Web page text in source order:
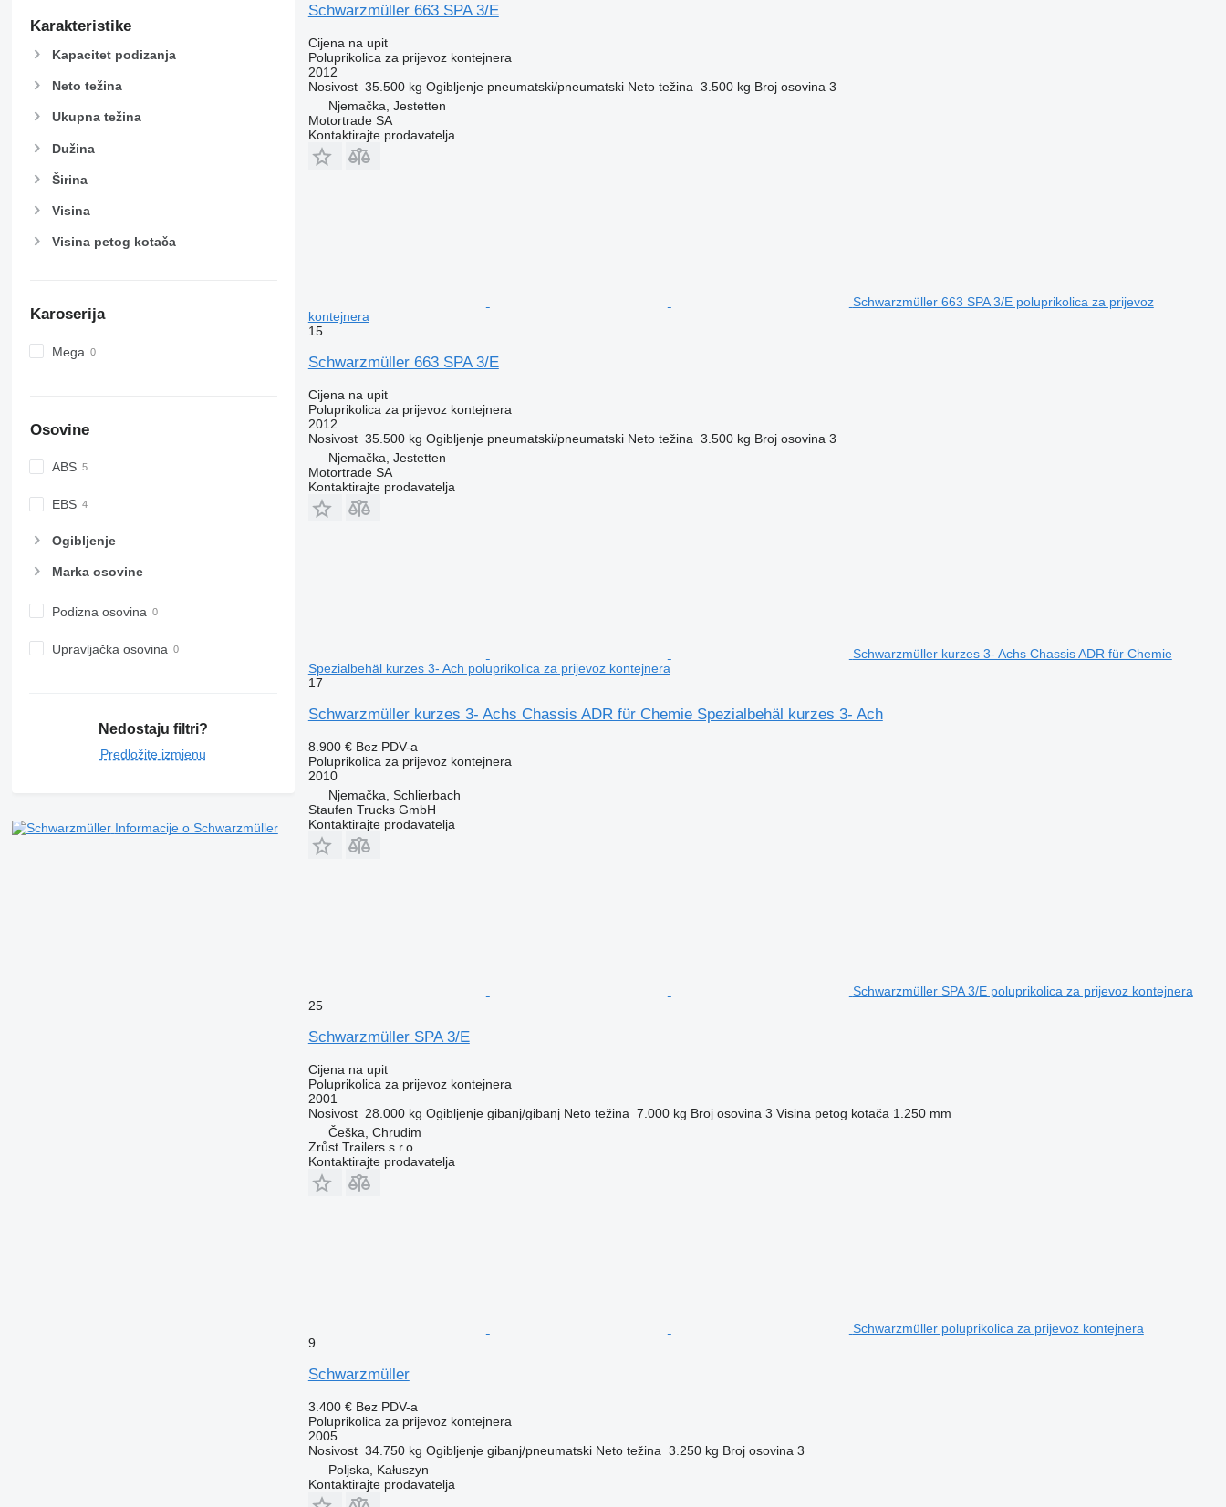
Karakteristike
Kapacitet podizanja
Neto težina
Ukupna težina
Dužina
Širina
Visina
Visina petog kotača
Karoserija
Mega
Osovine
ABS
EBS
Ogibljenje
Marka osovine
Podizna osovina
Upravljačka osovina
Nedostaju filtri?
Predložite izmjenu
Informacije o Schwarzmüller
Schwarzmüller 663 SPA 3/E
Cijena na upit
Poluprikolica za prijevoz kontejnera
2012
Nosivost 35.500 kg Ogibljenje pneumatski/pneumatski Neto težina 3.500 kg Broj osovina 3
Njemačka, Jestetten
Motortrade SA
Kontaktirajte prodavatelja
Schwarzmüller 663 SPA 3/E poluprikolica za prijevoz
kontejnera
15
Schwarzmüller 663 SPA 3/E
Cijena na upit
Poluprikolica za prijevoz kontejnera
2012
Nosivost 35.500 kg Ogibljenje pneumatski/pneumatski Neto težina 3.500 kg Broj osovina 3
Njemačka, Jestetten
Motortrade SA
Kontaktirajte prodavatelja
Schwarzmüller kurzes 3- Achs Chassis ADR für Chemie
Spezialbehäl kurzes 3- Ach poluprikolica za prijevoz kontejnera
17
Schwarzmüller kurzes 3- Achs Chassis ADR für Chemie Spezialbehäl kurzes 3- Ach
8.900 € Bez PDV-a
Poluprikolica za prijevoz kontejnera
2010
Njemačka, Schlierbach
Staufen Trucks GmbH
Kontaktirajte prodavatelja
Schwarzmüller SPA 3/E poluprikolica za prijevoz kontejnera
25
Schwarzmüller SPA 3/E
Cijena na upit
Poluprikolica za prijevoz kontejnera
2001
Nosivost 28.000 kg Ogibljenje gibanj/gibanj Neto težina 7.000 kg Broj osovina 3 Visina petog kotača 1.250 mm
Češka, Chrudim
Zrůst Trailers s.r.o.
Kontaktirajte prodavatelja
Schwarzmüller poluprikolica za prijevoz kontejnera
9
Schwarzmüller
3.400 € Bez PDV-a
Poluprikolica za prijevoz kontejnera
2005
Nosivost 34.750 kg Ogibljenje gibanj/pneumatski Neto težina 3.250 kg Broj osovina 3
Poljska, Kałuszyn
Kontaktirajte prodavatelja